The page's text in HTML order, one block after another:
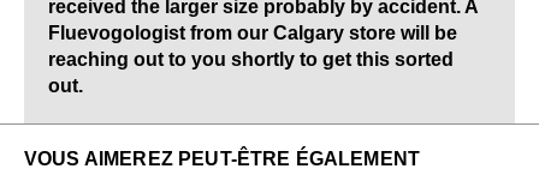
received the larger size probably by accident. A
Fluevogologist from our Calgary store will be
reaching out to you shortly to get this sorted
out.
VOUS AIMEREZ PEUT-ÊTRE ÉGALEMENT